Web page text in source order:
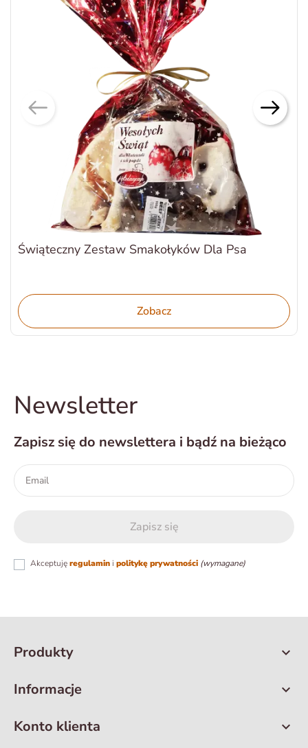
Świąteczny Zestaw Smakołyków Dla Psa
Zobacz
Newsletter
Zapisz się do newslettera i bądź na bieżąco
Akceptujęregulamin i politykę prywatności (wymagane)
Produkty 
Informacje 
Konto klienta 